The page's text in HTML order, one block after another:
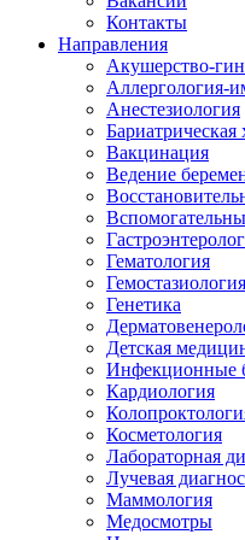
Контакты
Направления
Акушерство-
Аллергология-
Анестезиология
Бариатрическая
Вакцинация
Ведение
Гематология
Гемостазиология
Генетика
Детская
Инфекционные
Кардиология
Косметология
Лабораторная
Лучевая
Маммология
Медосмотры